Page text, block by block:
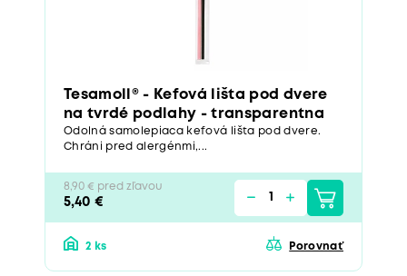
Tesamoll® - Kefová lišta pod dvere
na tvrdé podlahy - transparentna
Odolná samolepiaca kefová lišta pod dvere.
Chráni pred alergénmi,...
8,90 € pred zľavou
5,40 €
2 ks Porovnať